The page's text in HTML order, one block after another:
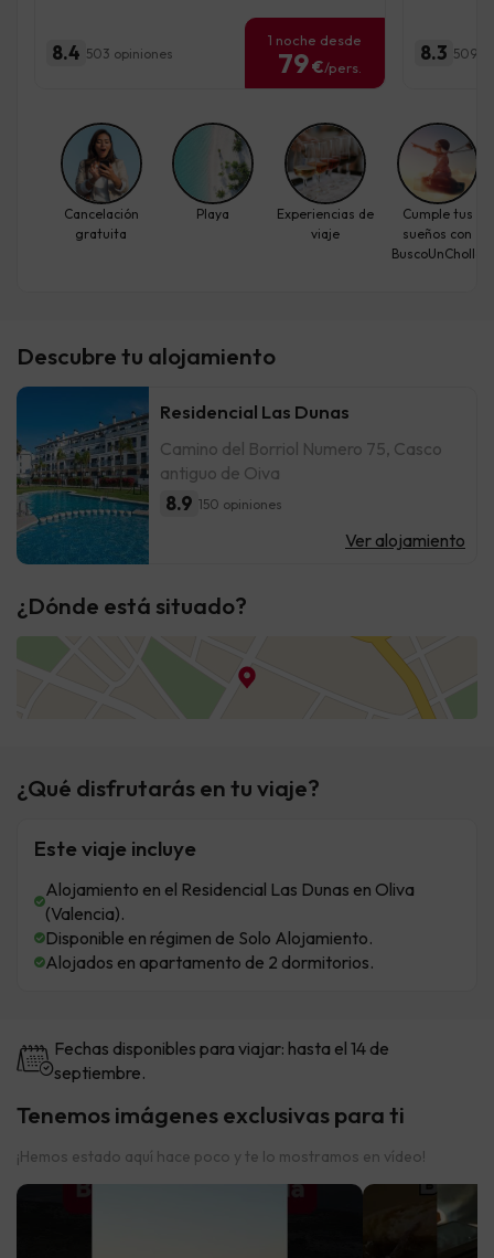
Descubre tu alojamiento
Residencial Las Dunas
Camino del Borriol Numero 75, Casco
antiguo de Oiva
8.9 150 opiniones
Ver alojamiento
¿Dónde está situado?
¿Qué disfrutarás en tu viaje?
Este viaje incluye
Alojamiento en el Residencial Las Dunas en Oliva
(Valencia).
Disponible en régimen de Solo Alojamiento.
Alojados en apartamento de 2 dormitorios.
Fechas disponibles para viajar: hasta el 14 de
septiembre.
Tenemos imágenes exclusivas para ti
¡Hemos estado aquí hace poco y te lo mostramos en vídeo!
8.4 503 opiniones
1 noche desde
79€/pers.
8.3 5095
Cancelación
gratuita
Playa
Experiencias de
viaje
Cumple tus
sueños con
BuscoUnChollo